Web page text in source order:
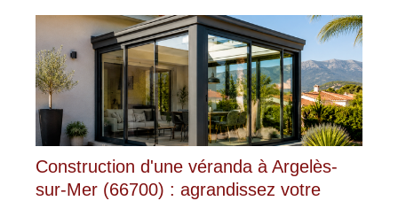
Construction d'une véranda à Argelès-
sur-Mer (66700) : agrandissez votre